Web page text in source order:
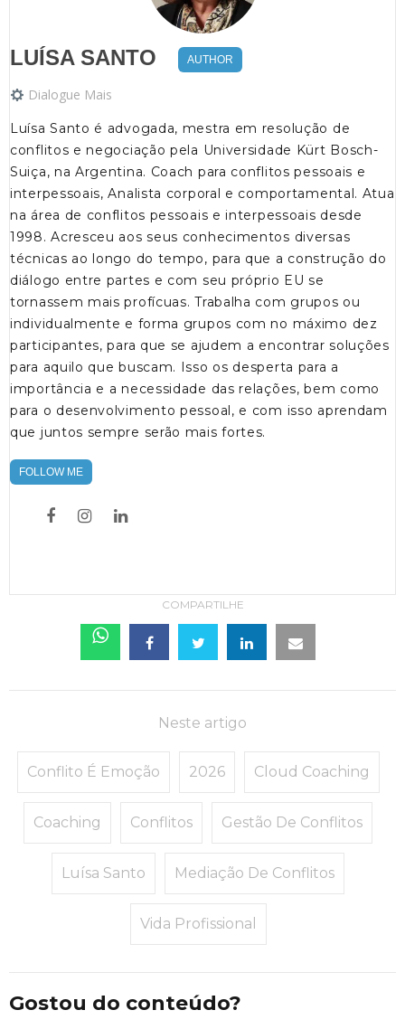
LUÍSA SANTO AUTHOR
Dialogue Mais
Luísa Santo é advogada, mestra em resolução de
conflitos e negociação pela Universidade Kürt Bosch-
Suiça, na Argentina. Coach para conflitos pessoais e
interpessoais, Analista corporal e comportamental. Atua
na área de conflitos pessoais e interpessoais desde
1998. Acresceu aos seus conhecimentos diversas
técnicas ao longo do tempo, para que a construção do
diálogo entre partes e com seu próprio EU se
tornassem mais profícuas. Trabalha com grupos ou
individualmente e forma grupos com no máximo dez
participantes, para que se ajudem a encontrar soluções
para aquilo que buscam. Isso os desperta para a
importância e a necessidade das relações, bem como
para o desenvolvimento pessoal, e com isso aprendam
que juntos sempre serão mais fortes.
FOLLOW ME
COMPARTILHE
Neste artigo
Conflito É Emoção 2026 Cloud Coaching
Coaching Conflitos Gestão De Conflitos
Luísa Santo Mediação De Conflitos
Vida Profissional
Gostou do conteúdo?